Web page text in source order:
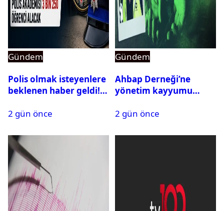
Gündem
Polis olmak isteyenlere
beklenen haber geldi!
2 gün önce
Gündem
Ahbap Derneği’ne
yönetim kayyumu
açıldı
2 gün önce